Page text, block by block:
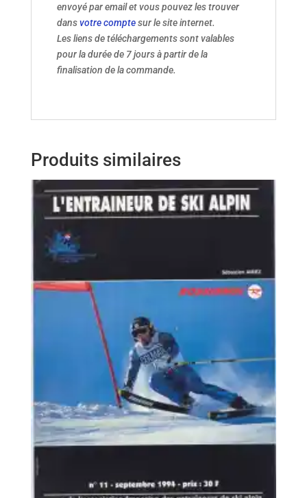
envoyé par email et vous pouvez les trouver
dansvotre comptesur le site internet.
Les liens de téléchargements sont valables
pour la durée de 7 jours à partir de la
finalisation de la commande.
Produits similaires